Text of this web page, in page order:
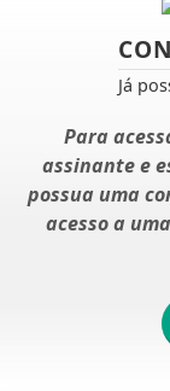
Já
Para
assinante e
possua uma
acesso a